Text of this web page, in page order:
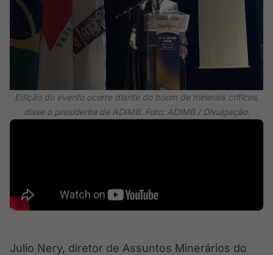
Edição do evento ocorre diante do boom de minerais críticos,
disse o presidente da ADIMB. Foto: ADIMB / Divulgação.
Julio Nery, diretor de Assuntos Minerários do